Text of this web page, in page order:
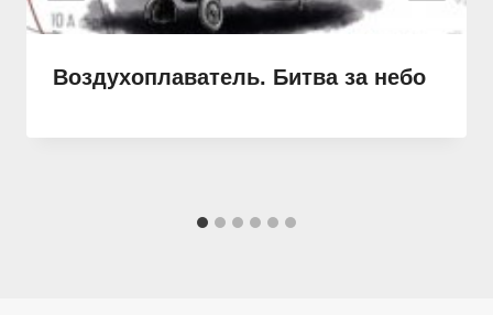
Воздухоплаватель. Битва за небо